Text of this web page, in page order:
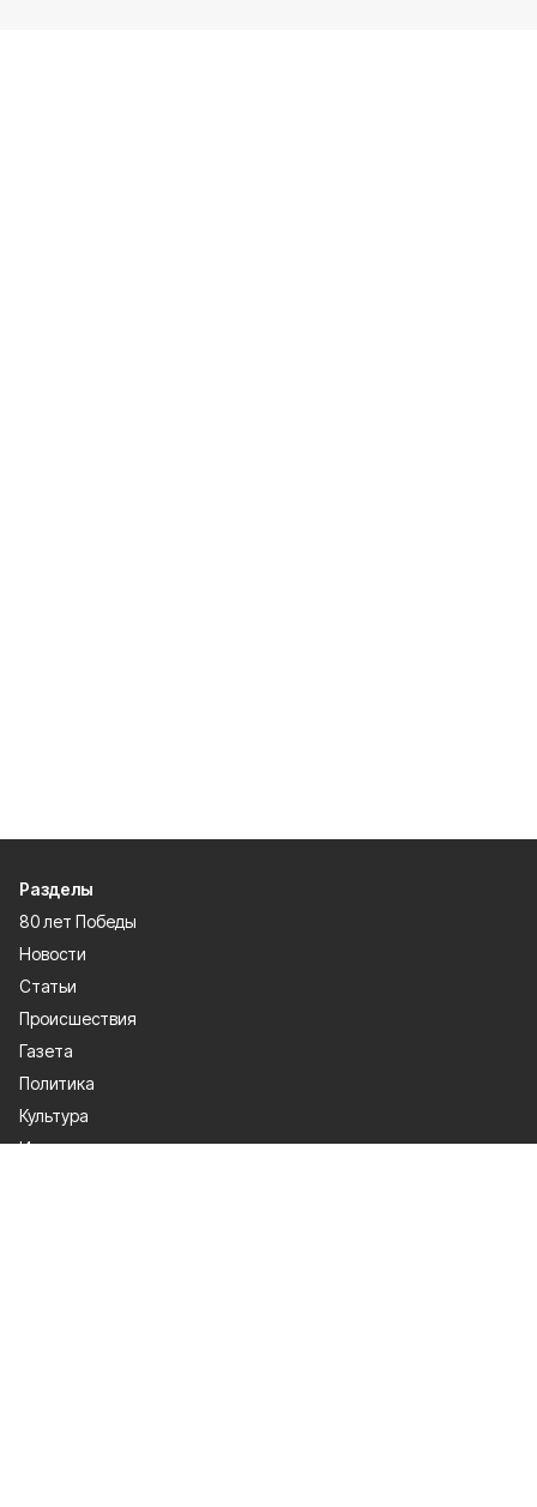
Разделы
80 лет Победы
Новости
Статьи
Происшествия
Газета
Политика
Культура
История